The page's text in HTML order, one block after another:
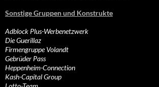
Sonstige Gruppen und Konstrukte
Adblock Plus-Werbenetzwerk
Die Guerillaz
Firmengruppe Volandt
Gebrüder Pass
Heppenheim-Connection
Kash-Capital Group